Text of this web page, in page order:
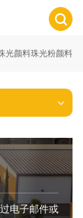
光颜料珠光粉颜料
电子邮件或